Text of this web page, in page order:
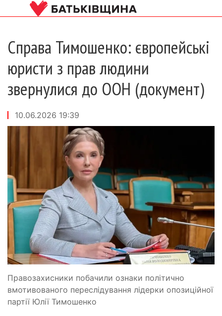
Справа Тимошенко: європейські
юристи з прав людини
звернулися до ООН (документ)
10.06.2026 19:39
Правозахисники побачили ознаки політично
вмотивованого переслідування лідерки опозиційної
партії Юлії Тимошенко